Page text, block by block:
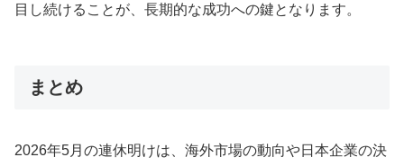
目し続けることが、長期的な成功への鍵となります。
まとめ
2026年5月の連休明けは、海外市場の動向や日本企業の決